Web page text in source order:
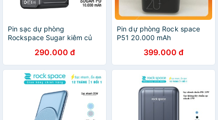
Pin sạc dự phòng
Rockspace Sugar kiêm củ
290.000 đ
Pin dự phòng Rock space
P51 20.000 mAh
399.000 đ